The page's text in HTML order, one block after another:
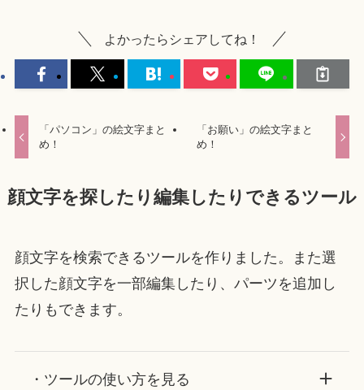
よかったらシェアしてね！
「パソコン」の絵文字まと
め！
「お願い」の絵文字まと
め！
顔文字を探したり編集したりできるツール
顔文字を検索できるツールを作りました。また選
択した顔文字を一部編集したり、パーツを追加し
たりもできます。
・ツールの使い方を見る